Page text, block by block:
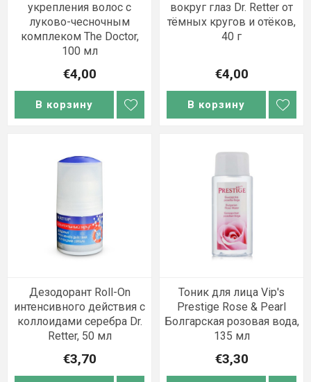
укрепления волос с
луково-чесночным
комплеком The Doctor,
100 мл
€4,00
В корзину
вокруг глаз Dr. Retter от
тёмных кругов и отёков,
40 г
€4,00
В корзину
Дезодорант Roll-On
интенсивного действия с
коллоидами серебра Dr.
Retter, 50 мл
€3,70
Тоник для лица Vip's
Prestige Rose & Pearl
Болгарская розовая вода,
135 мл
€3,30